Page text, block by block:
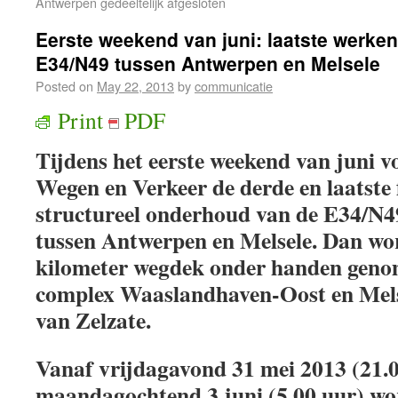
Eerste weekend van juni: laatste
E34/N49 tussen Antwerpen en Melsele
Posted on May 22, 2013 bycommunicatie
Print PDF
Tijdens het eerste weekend van juni
Wegen en Verkeer de derde en
structureel onderhoud van de E34/
tussen Antwerpen en Melsele. Dan
kilometer wegdek onder handen
complex Waaslandhaven-Oost en
van Zelzate.
Vanaf vrijdagavond 31 mei 2013